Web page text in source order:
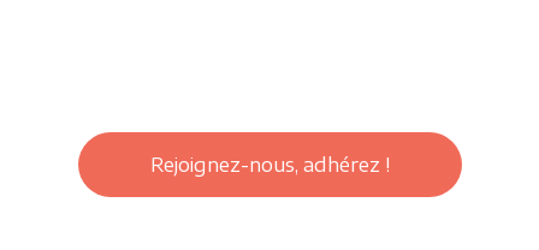
Rejoignez-nous, adhérez !